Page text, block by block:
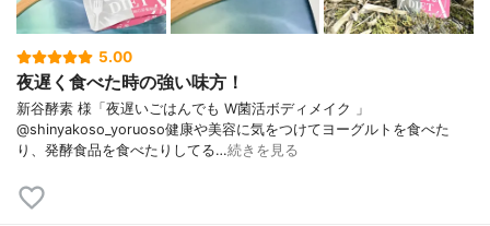
5.00
夜遅く食べた時の強い味方！
新谷酵素 様「夜遅いごはんでも W菌活ボディメイク 」
@shinyakoso_yoruoso健康や美容に気をつけてヨーグルトを食べた
り、発酵食品を食べたりしてる…続きを見る